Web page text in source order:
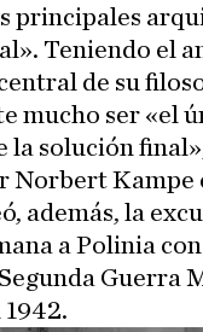
principales
Teniendo el
de su
mucho ser «el
la solución
Norbert Kampe
además, la
a Polinia
Guerra
1942.